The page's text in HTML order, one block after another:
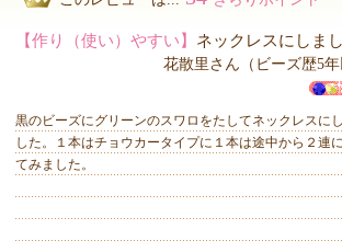
【作り（使い）やすい】 ネックレスにしま
花散里さん（ビーズ歴5
黒のビーズにグリーンのスワロをたしてネックレスに
した。１本はチョウカータイプに１本は途中から２連
てみました。